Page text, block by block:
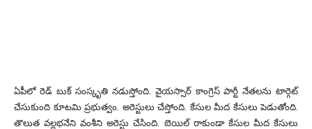
ఏపీలో రెడ్ బుక్ సంస్కృతి నడుస్తోంది. వైయస్సార్ కాంగ్రెస్ పార్టీ నేతలను టార్గెట్
చేసుకుంది కూటమి ప్రభుత్వం. అరెస్టులు చేస్తోంది. కేసుల మీద కేసులు పెడుతోంది.
తొలుత వల్లభనేని వంశీని అరెస్టు చేసింది. బెయిల్ రాకుండా కేసుల మీద కేసులు